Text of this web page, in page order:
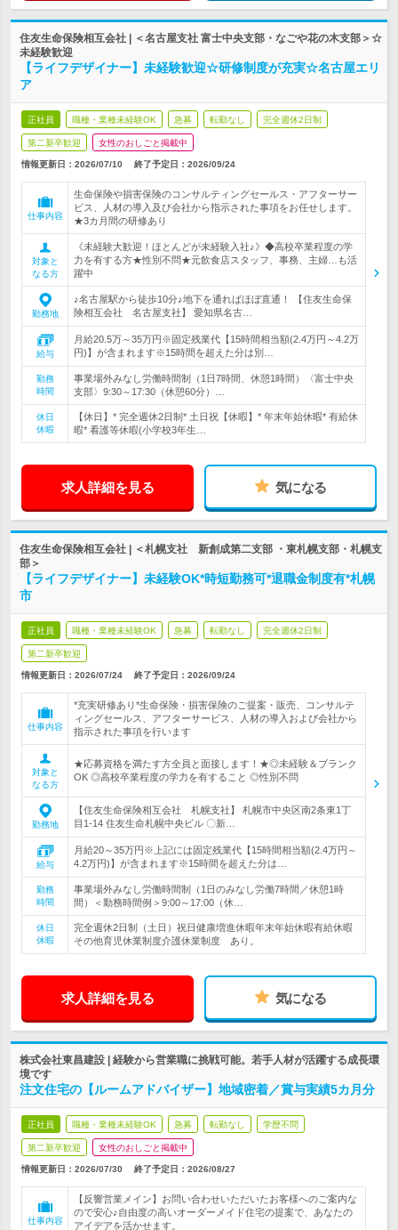
住友生命保険相互会社 | ＜名古屋支社 富士中央支部・なごや花の木支部＞☆
未経験歓迎
【ライフデザイナー】未経験歓迎☆研修制度が充実☆名古屋エリ
ア
正社員 職種・業種未経験OK 急募 転勤なし 完全週休2日制
第二新卒歓迎 女性のおしごと掲載中
情報更新日：2026/07/10 終了予定日： 2026/09/24
仕事内容
生命保険や損害保険のコンサルティングセールス・アフターサー
ビス、人材の導入及び会社から指示された事項をお任せします。
★3カ月間の研修あり
対象と
なる方
《未経験大歓迎！ほとんどが未経験入社♪》◆高校卒業程度の学
力を有する方★性別不問★元飲食店スタッフ、事務、主婦…も活
躍中
勤務地
♪名古屋駅から徒歩10分♪地下を通ればほぼ直通！ 【住友生命保
険相互会社 名古屋支社】 愛知県名古…
給与
月給20.5万～35万円※固定残業代【15時間相当額(2.4万円～4.2万
円)】が含まれます※15時間を超えた分は別…
勤務
時間
事業場外みなし労働時間制（1日7時間、休憩1時間）〈富士中央
支部〉9:30～17:30（休憩60分）…
休日
休暇
【休日】* 完全週休2日制* 土日祝【休暇】* 年末年始休暇* 有給休
暇* 看護等休暇(小学校3年生…
求人詳細を見る 気になる
住友生命保険相互会社 | ＜札幌支社 新創成第二支部 ・東札幌支部・札幌支
部＞
【ライフデザイナー】未経験OK*時短勤務可*退職金制度有*札幌
市
正社員 職種・業種未経験OK 急募 転勤なし 完全週休2日制
第二新卒歓迎
情報更新日：2026/07/24 終了予定日： 2026/09/24
仕事内容
*充実研修あり*生命保険・損害保険のご提案・販売、コンサルテ
ィングセールス、アフターサービス、人材の導入および会社から
指示された事項を行います
対象と
なる方
★応募資格を満たす方全員と面接します！★◎未経験＆ブランク
OK ◎高校卒業程度の学力を有すること ◎性別不問
勤務地
【住友生命保険相互会社 札幌支社】 札幌市中央区南2条東1丁
目1-14 住友生命札幌中央ビル 〇新…
給与
月給20～35万円※上記には固定残業代【15時間相当額(2.4万円～
4.2万円)】が含まれます※15時間を超えた分は…
勤務
時間
事業場外みなし労働時間制（1日のみなし労働7時間／休憩1時
間）＜勤務時間例＞9:00～17:00（休…
休日
休暇
完全週休2日制（土日）祝日健康増進休暇年末年始休暇有給休暇
その他育児休業制度介護休業制度 あり。
求人詳細を見る 気になる
株式会社東昌建設 | 経験から営業職に挑戦可能。若手人材が活躍する成長環
境です
注文住宅の【ルームアドバイザー】地域密着／賞与実績5カ月分
正社員 職種・業種未経験OK 急募 転勤なし 学歴不問
第二新卒歓迎 女性のおしごと掲載中
情報更新日：2026/07/30 終了予定日： 2026/08/27
仕事内容
【反響営業メイン】お問い合わせいただいたお客様へのご案内な
ので安心♪自由度の高いオーダーメイド住宅の提案で、あなたの
アイデアを活かせます。